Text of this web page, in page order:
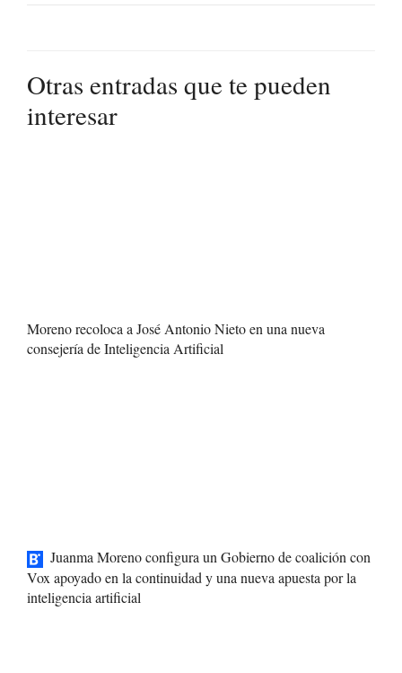
Otras entradas que te pueden
interesar
Moreno recoloca a José Antonio Nieto en una nueva
consejería de Inteligencia Artificial
Juanma Moreno configura un Gobierno de coalición con
Vox apoyado en la continuidad y una nueva apuesta por la
inteligencia artificial